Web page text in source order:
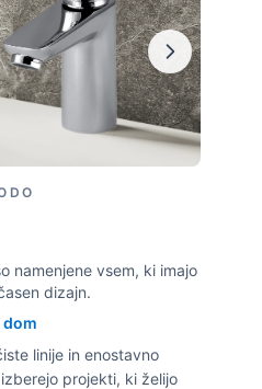
namenjene vsem, ki imajo
dizajn.
dom
linije in enostavno
projekti, ki želijo